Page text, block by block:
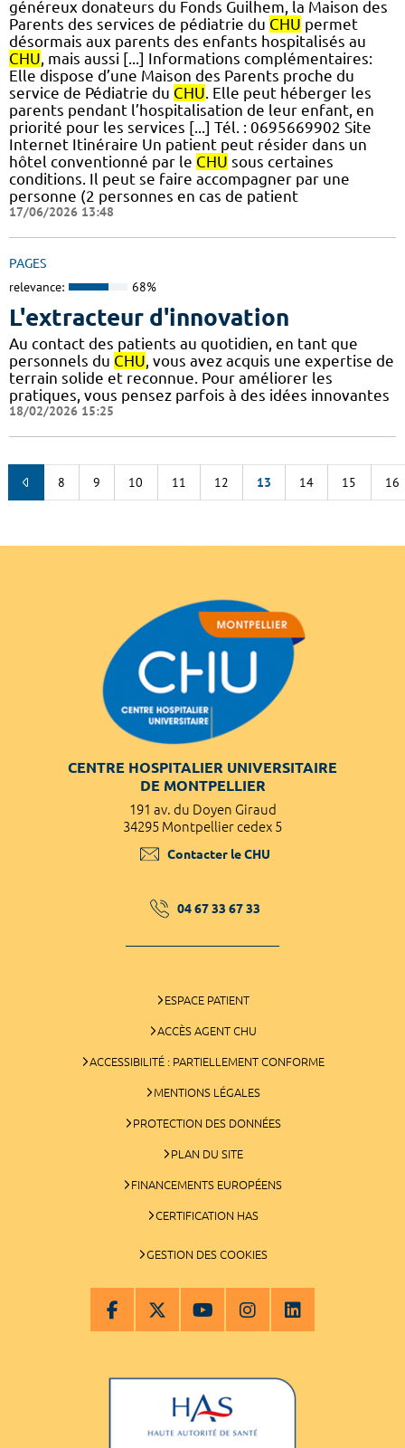
généreux donateurs du Fonds Guilhem, la Maison des
Parents des services de pédiatrie du CHU permet
désormais aux parents des enfants hospitalisés au
CHU, mais aussi [...] Informations complémentaires:
Elle dispose d’une Maison des Parents proche du
service de Pédiatrie du CHU. Elle peut héberger les
parents pendant l’hospitalisation de leur enfant, en
priorité pour les services [...] Tél. : 0695669902 Site
Internet Itinéraire Un patient peut résider dans un
hôtel conventionné par le CHU sous certaines
conditions. Il peut se faire accompagner par une
personne (2 personnes en cas de patient
17/06/2026 13:48
PAGES
relevance: 68%
L'extracteur d'innovation
Au contact des patients au quotidien, en tant que
personnels du CHU , vous avez acquis une expertise de
terrain solide et reconnue. Pour améliorer les
pratiques, vous pensez parfois à des idées innovantes
18/02/2026 15:25
8 9 10 11 12 13 14 15 16
CENTRE HOSPITALIER UNIVERSITAIRE
DE MONTPELLIER
191 av. du Doyen Giraud
34295 Montpellier cedex 5
Contacter le CHU
04 67 33 67 33
ESPACE PATIENT
ACCÈS AGENT CHU
ACCESSIBILITÉ : PARTIELLEMENT CONFORME
MENTIONS LÉGALES
PROTECTION DES DONNÉES
PLAN DU SITE
FINANCEMENTS EUROPÉENS
CERTIFICATION HAS
GESTION DES COOKIES